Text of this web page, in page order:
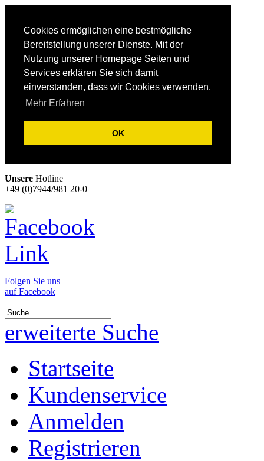
Cookies ermöglichen eine bestmögliche
Bereitstellung unserer Dienste. Mit der
Nutzung unserer Homepage Seiten und
Services erklären Sie sich damit
einverstanden, dass wir Cookies verwenden.
Mehr Erfahren
OK
Unsere Hotline
+49 (0)7944/981 20-0
Folgen Sie uns
auf Facebook
erweiterte Suche
Startseite
Kundenservice
Anmelden
Registrieren